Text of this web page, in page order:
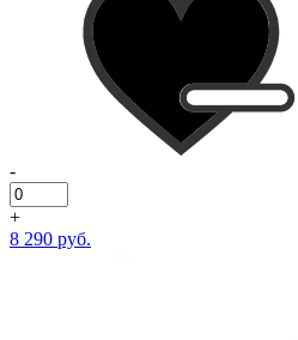
-
+
8 290 руб.